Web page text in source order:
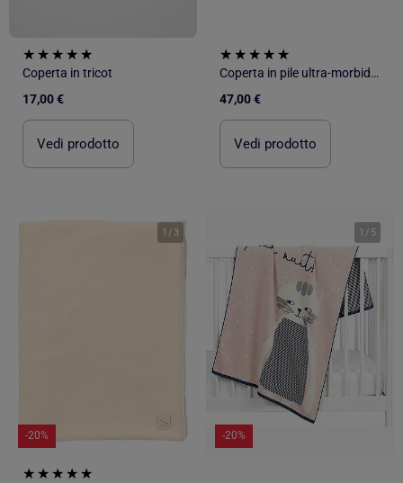
Coperta in tricot
17,00 €
Vedi prodotto
Coperta in pile ultra-morbido 100% cotone | SEVIRA KIDS
47,00 €
Vedi prodotto
1 / 3
-20%
1 / 5
-20%